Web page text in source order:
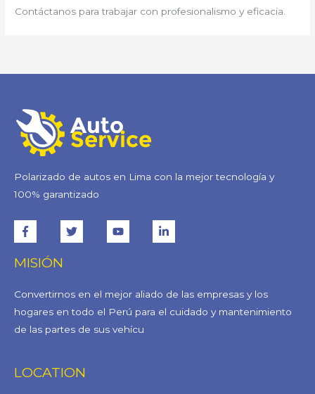
Contáctanos para trabajar con profesionalismo y eficacia.
Polarizado de autos en Lima con la mejor tecnología y
100% garantizado
MISIÓN
Convertirnos en el mejor aliado de las empresas y los
hogares en todo el Perú para el cuidado y mantenimiento
de las partes de sus vehícu
LOCATION